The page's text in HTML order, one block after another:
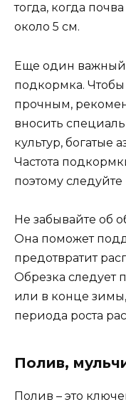
тогда, когда
около 5 см.
Еще один важный
подкормка.
прочным,
вносить
культур, богатые
Частота
поэтому
Не забывайте об
Она поможет
предотвратит
Обрезка следует
или в конце
периода роста
Полив,
Полив – это